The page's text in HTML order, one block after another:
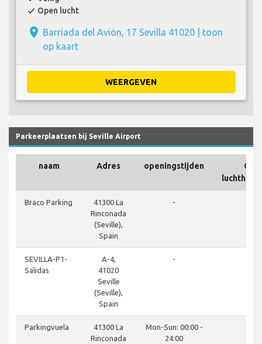
check Open lucht
place Barriada del Avión, 17 Sevilla 41020 | toon
op kaart
WEERGEVEN
Parkeerplaatsen bij Seville Airport
naam Adres openingstijden
Op
Braco Parking
41300 La
Rinconada
(Seville),
Spain
-
SEVILLA-P1-
Salidas
A-4,
41020
Seville
(Seville),
Spain
-
Parkingvuela
41300 La
Rinconada
Mon-Sun: 00:00 -
24:00